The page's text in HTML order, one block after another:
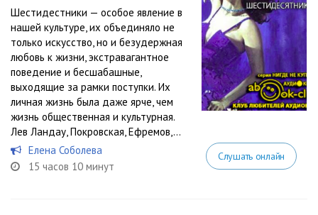
Шестидестники — особое явление в
нашей культуре, их объединяло не
только искусство, но и безудержная
любовь к жизни, экстравагантное
поведение и бесшабашные,
выходящие за рамки поступки. Их
личная жизнь была даже ярче, чем
жизнь общественная и культурная.
Лев Ландау, Покровская, Ефремов,...
Елена Соболева
15 часов 10 минут
Слушать онлайн